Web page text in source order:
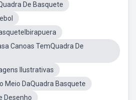
De Basquete
Canoas TemQuadra De
Ilustrativas
Meio DaQuadra Basquete
Desenho